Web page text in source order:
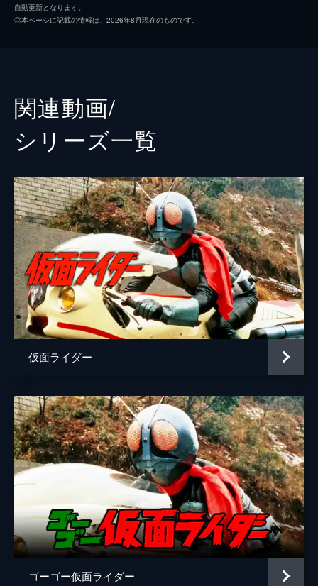
森裕介
和田久夫
監督 折田至
脚本 伊上勝
原作 石森章太郎
音楽 菊池俊輔
自動更新となります。
◎本ページに記載の情報は、2026年8月現在のものです。
関連動画/
シリーズ⼀覧
仮面ライダー
ゴーゴー仮面ライダー